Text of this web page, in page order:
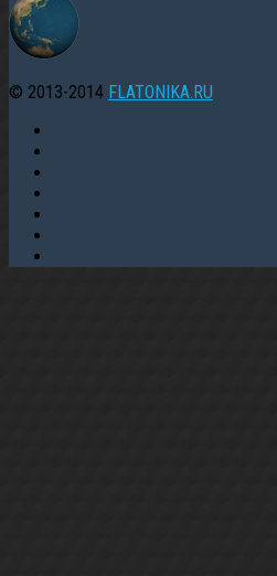
© 2013-2014 FLATONIKA.RU